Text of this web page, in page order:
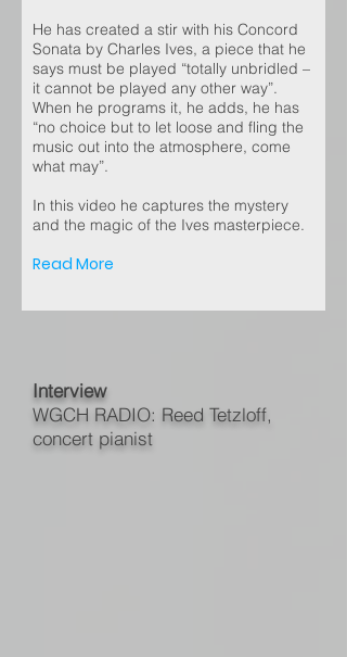
He has created a stir with his Concord
Sonata by Charles Ives, a piece that he
says must be played “totally unbridled –
it cannot be played any other way”.
When he programs it, he adds, he has
“no choice but to let loose and fling the
music out into the atmosphere, come
what may”.
In this video he captures the mystery
and the magic of the Ives masterpiece.
Read More
Interview
WGCH RADIO: Reed Tetzloff,
concert pianist